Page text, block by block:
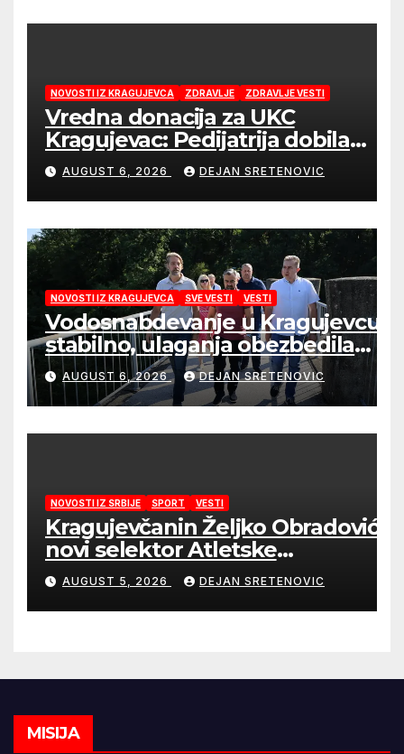
NOVOSTI IZ KRAGUJEVCA ZDRAVLJE ZDRAVLJE VESTI
Vredna donacija za UKC
Kragujevac: Pedijatrija dobila
mobilni rendgen i mikroskop
vredne 9,6 miliona dinara
AUGUST 6, 2026 DEJAN SRETENOVIC
NOVOSTI IZ KRAGUJEVCA SVE VESTI VESTI
Vodosnabdevanje u Kragujevcu
stabilno, ulaganja obezbedila
sigurnije snabdevanje
AUGUST 6, 2026 DEJAN SRETENOVIC
NOVOSTI IZ SRBIJE SPORT VESTI
Kragujevčanin Željko Obradović
novi selektor Atletske
reprezentacije Srbije
AUGUST 5, 2026 DEJAN SRETENOVIC
MISIJA